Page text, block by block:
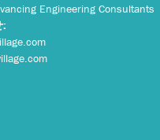
Engineering Consultants
: